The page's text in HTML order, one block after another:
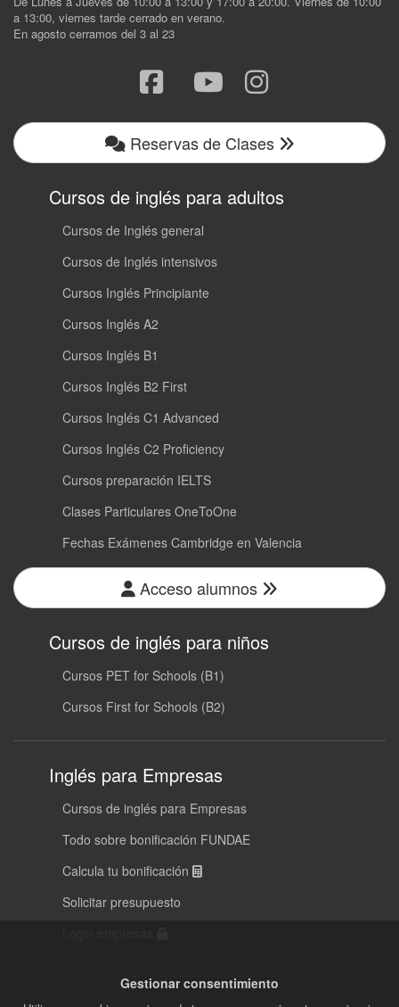
a 13:00, viernes tarde cerrado en verano.
En agosto cerramos del 3 al 23
Reservas de Clases
Cursos de inglés para adultos
Cursos de Inglés general
Cursos de Inglés intensivos
Cursos Inglés Principiante
Cursos Inglés A2
Cursos Inglés B1
Cursos Inglés B2 First
Cursos Inglés C1 Advanced
Cursos Inglés C2 Proficiency
Cursos preparación IELTS
Clases Particulares OneToOne
Fechas Exámenes Cambridge en Valencia
Acceso alumnos
Cursos de inglés para niños
Cursos PET for Schools (B1)
Cursos First for Schools (B2)
Inglés para Empresas
Cursos de inglés para Empresas
Todo sobre bonificación FUNDAE
Calcula tu bonificación
Solicitar presupuesto
Gestionar consentimiento